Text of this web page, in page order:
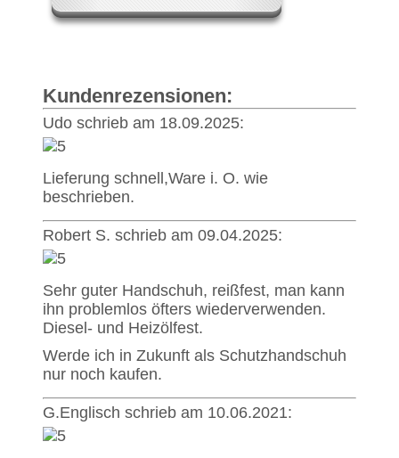
Kundenrezensionen:
Udo schrieb am 18.09.2025:
Lieferung schnell,Ware i. O. wie
beschrieben.
Robert S. schrieb am 09.04.2025:
Sehr guter Handschuh, reißfest, man kann
ihn problemlos öfters wiederverwenden.
Diesel- und Heizölfest.
Werde ich in Zukunft als Schutzhandschuh
nur noch kaufen.
G.Englisch schrieb am 10.06.2021: